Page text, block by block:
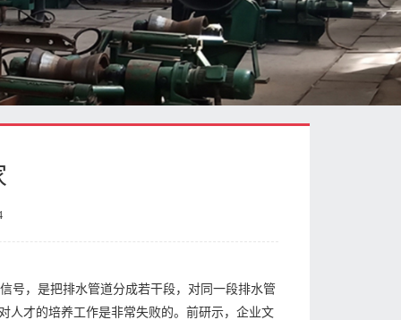
号，是把排水管道分成若干段，对同一段排水管
人才的培养工作是非常失败的。前研示，企业文